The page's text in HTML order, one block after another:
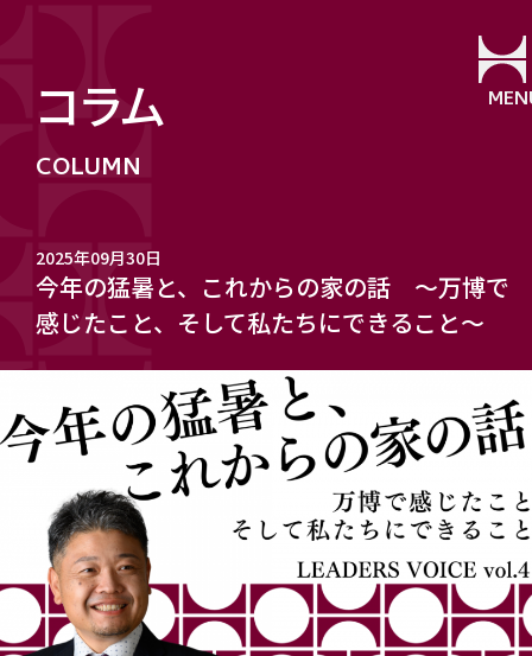
コラム
今年の猛暑と、これからの家の話 ～万博で
感じたこと、そして私たちにできること～
2025年09月30日